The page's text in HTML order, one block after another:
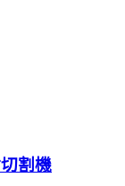
割機